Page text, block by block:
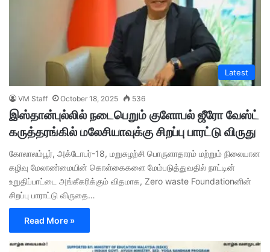
Latest
VM Staff October 18, 2025 536
இஸ்தான்புல்லில் நடைபெறும் குளோபல் ஜீரோ வேஸ்ட்
கருத்தரங்கில் மலேசியாவுக்கு சிறப்பு பாரட்டு விருது
கோலாலம்பூர், அக்டோபர்-18, மறுசுழற்சி பொருளாதாரம் மற்றும் நிலையான
கழிவு மேலாண்மையின் கொள்கைகளை மேம்படுத்துவதில் நாட்டின்
உறுதிப்பாட்டை அங்கீகரிக்கும் விதமாக, Zero waste Foundationனின்
சிறப்பு பாராட்டு விருதை…
Read More »